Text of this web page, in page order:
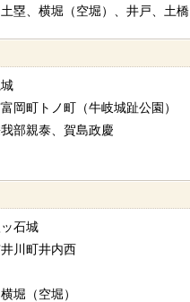
塁、横堀（空堀）、井戸、土橋
岡町トノ町（牛岐城趾公園）
部親泰、賀島政慶
石城
川町井内西
堀（空堀）